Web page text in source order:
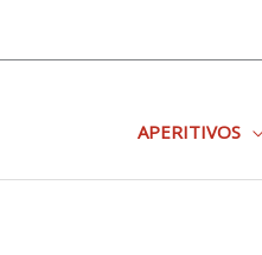
APERITIVOS